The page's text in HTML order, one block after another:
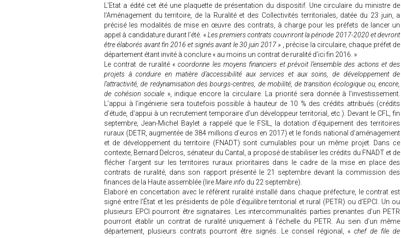
L’Etat a édité cet été une plaquette de présentation du dispositif. Une circulaire du ministre de
l’Aménagement du territoire, de la Ruralité et des Collectivités territoriales, datée du 23 juin, a
précisé les modalités de mise en œuvre des contrats, à charge pour les préfets de lancer un
appel à candidature durant l’été. «Les premiers contrats couvriront la période 2017-2020 et devront
être élaborés avant fin 2016 et signés avant le 30 juin 2017 »
, précise la circulaire, chaque préfet de
département étant invité à conclure « au moins un contrat de ruralité d’ici fin 2016. »
Le contrat de ruralité «coordonne les moyens financiers et prévoit l’ensemble des actions et des
projets à conduire en matière d’accessibilité aux services et aux soins, de développement de
l’attractivité, de redynamisation des bourgs-centres, de mobilité, de transition écologique ou, encore,
de cohésion sociale», indique encore la circulaire. La priorité sera donnée à l’investissement.
L’appui à l’ingénierie sera toutefois possible à hauteur de 10 % des crédits attribués (crédits
d’étude, d’appui à un recrutement temporaire d’un développeur territorial, etc.). Devant le CFL, fin
septembre, Jean-Michel Baylet a rappelé que le FSIL, la dotation d’équipement des territoires
ruraux (DETR, augmentée de 384 millions d’euros en 2017) et le fonds national d'aménagement
et de développement du territoire (FNADT) sont cumulables pour un même projet. Dans ce
contexte, Bernard Delcros, sénateur du Cantal, a proposé de stabiliser les crédits du FNADT et de
flécher l’argent sur les territoires ruraux prioritaires dans le cadre de la mise en place des
contrats de ruralité, dans son rapport présenté le 21 septembre devant la commission des
finances de la Haute assemblée (lireMaire info du 22 septembre).
Elaboré en concertation avec le référent ruralité installé dans chaque préfecture, le contrat est
signé entre l’État et les présidents de pôle d’équilibre territorial et rural (PETR) ou d’EPCI. Un ou
plusieurs EPCI pourront être signataires. Les intercommunalités parties prenantes d’un PETR
pourront établir un contrat de ruralité uniquement à l’échelle du PETR. Au sein d’un même
département, plusieurs contrats pourront être signés. Le conseil régional, «chef de file de